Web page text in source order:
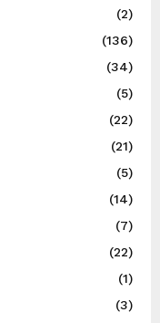
(2)
(136)
(34)
(5)
(22)
(21)
(5)
(14)
(7)
(22)
(1)
(3)